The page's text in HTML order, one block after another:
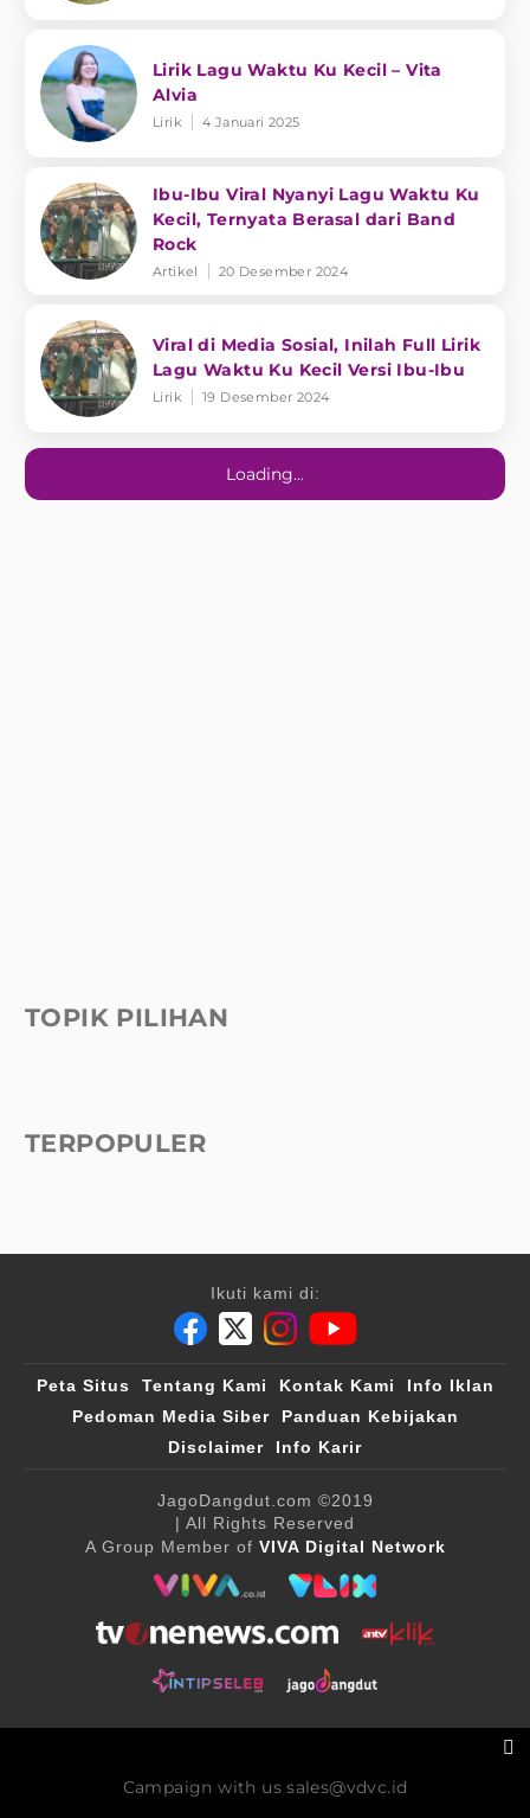
Lirik Lagu Waktu Ku Kecil – Vita
Alvia
Lirik 4 Januari 2025
Ibu-Ibu Viral Nyanyi Lagu Waktu Ku
Kecil, Ternyata Berasal dari Band
Rock
Artikel 20 Desember 2024
Viral di Media Sosial, Inilah Full Lirik
Lagu Waktu Ku Kecil Versi Ibu-Ibu
Lirik 19 Desember 2024
Loading...
TOPIK PILIHAN
TERPOPULER
Ikuti kami di:
Peta Situs Tentang Kami Kontak Kami
Info Iklan
Pedoman Media Siber
Panduan Kebijakan
Disclaimer
Info Karir
JagoDangdut.com ©2019
| All Rights Reserved
A Group Member of VIVA Digital Network
